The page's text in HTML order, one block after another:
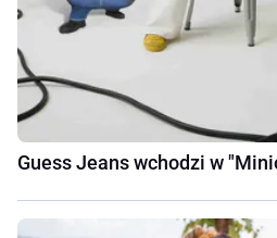
Guess Jeans wchodzi w